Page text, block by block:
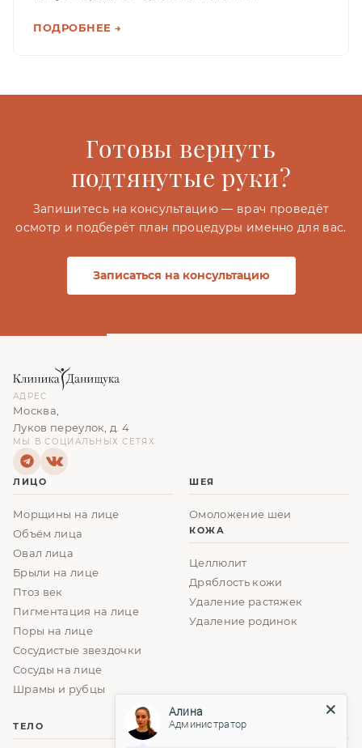
ПОДРОБНЕЕ →
Готовы вернуть
подтянутые руки?
Запишитесь на консультацию — врач проведёт
осмотр и подберёт план процедуры именно для вас.
Записаться на консультацию
АДРЕС
Москва,
Луков переулок, д. 4
МЫ В СОЦИАЛЬНЫХ СЕТЯХ
ЛИЦО
Морщины на лице
Объём лица
Овал лица
Брыли на лице
Птоз век
Пигментация на лице
Поры на лице
Сосудистые звездочки
Сосуды на лице
Шрамы и рубцы
ШЕЯ
Омоложение шеи
КОЖА
Целлюлит
Дряблость кожи
Удаление растяжек
Удаление родинок
ТЕЛО ГРУДЬ
Алина
Администратор